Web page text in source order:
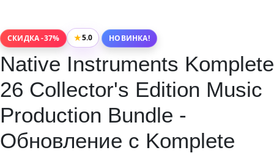
СКИДКА -37% ★5.0 НОВИНКА!
Native Instruments Komplete
26 Collector's Edition Music
Production Bundle -
Обновление с Komplete